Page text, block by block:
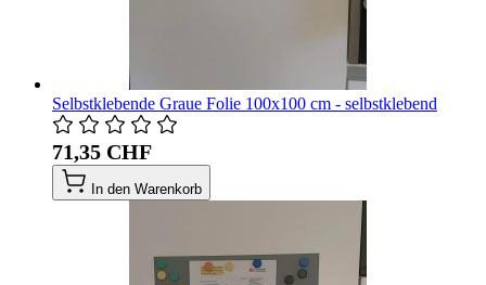
Selbstklebende Graue Folie 100x100 cm - selbstklebend
71,35 CHF
In den Warenkorb